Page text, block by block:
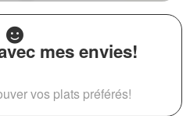
mes envies!
vos plats préférés!